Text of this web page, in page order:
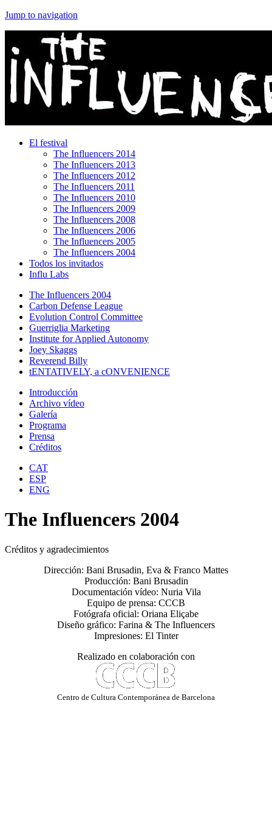
Jump to navigation
El festival
The Influencers 2014
The Influencers 2013
The Influencers 2012
The Influencers 2011
The Influencers 2010
The Influencers 2009
The Influencers 2008
The Influencers 2006
The Influencers 2005
The Influencers 2004
Todos los invitados
Influ Labs
The Influencers 2004
Carbon Defense League
Evolution Control Committee
Guerriglia Marketing
Institute for Applied Autonomy
Joey Skaggs
Reverend Billy
tENTATIVELY, a cONVENIENCE
Introducción
Archivo vídeo
Galería
Programa
Prensa
Créditos
CAT
ESP
ENG
The Influencers 2004
Créditos y agradecimientos
Dirección: Bani Brusadin, Eva & Franco Mattes
Producción: Bani Brusadin
Documentación vídeo: Nuria Vila
Equipo de prensa: CCCB
Fotógrafa oficial: Oriana Eliçabe
Diseño gráfico: Farina & The Influencers
Impresiones: El Tinter
Realizado en colaboración con
Centro de Cultura Contemporánea de Barcelona